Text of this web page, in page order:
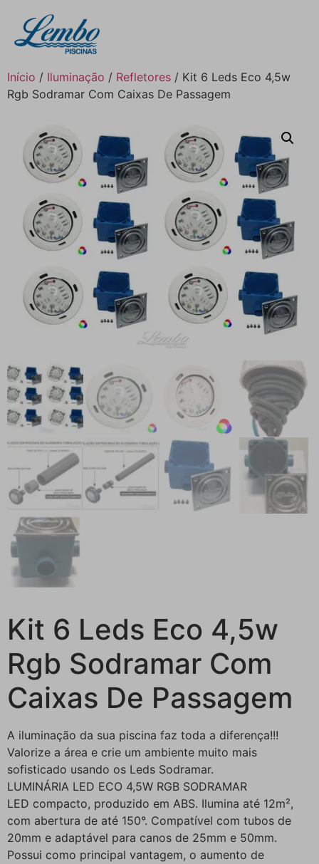
Início / Iluminação / Refletores / Kit 6 Leds Eco 4,5w
Rgb Sodramar Com Caixas De Passagem
Kit 6 Leds Eco 4,5w
Rgb Sodramar Com
Caixas De Passagem
A iluminação da sua piscina faz toda a diferença!!!
Valorize a área e crie um ambiente muito mais
sofisticado usando os Leds Sodramar.
LUMINÁRIA LED ECO 4,5W RGB SODRAMAR
LED compacto, produzido em ABS. Ilumina até 12m²,
com abertura de até 150°. Compatível com tubos de
20mm e adaptável para canos de 25mm e 50mm.
Possui como principal vantagem, o aumento de